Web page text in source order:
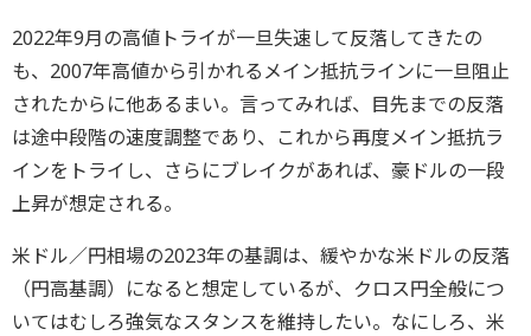
2022年9月の高値トライが一旦失速して反落してきたの
も、2007年高値から引かれるメイン抵抗ラインに一旦阻止
されたからに他あるまい。言ってみれば、目先までの反落
は途中段階の速度調整であり、これから再度メイン抵抗ラ
インをトライし、さらにブレイクがあれば、豪ドルの一段
上昇が想定される。
米ドル／円相場の2023年の基調は、緩やかな米ドルの反落
（円高基調）になると想定しているが、クロス円全般につ
いてはむしろ強気なスタンスを維持したい。なにしろ、米